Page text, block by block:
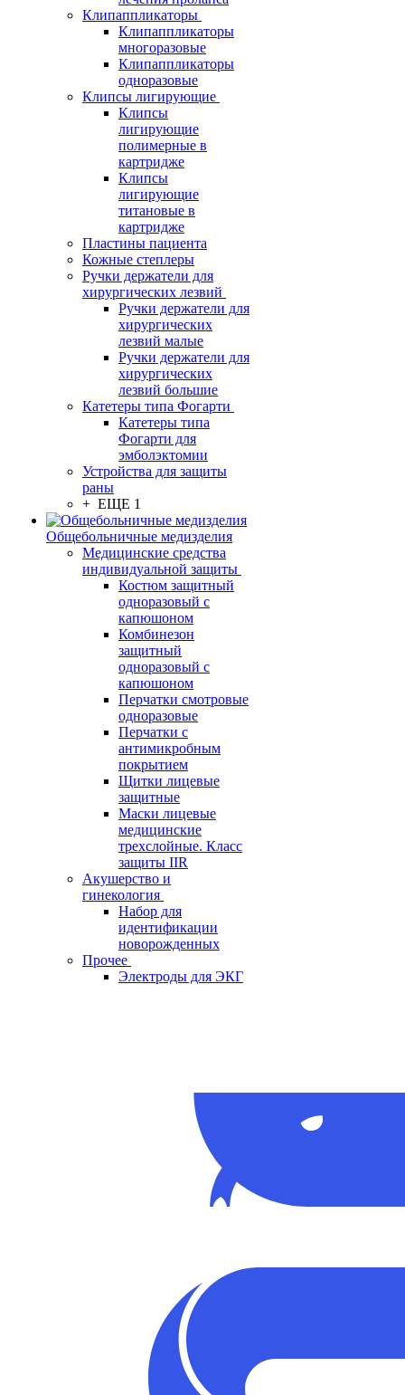
Клипаппликаторы
Клипаппликаторы
многоразовые
Клипаппликаторы
одноразовые
Клипсы лигирующие
Клипсы
лигирующие
полимерные в
картридже
Клипсы
лигирующие
титановые в
картридже
Пластины пациента
Кожные степлеры
Ручки держатели для
хирургических лезвий
Ручки держатели для
хирургических
лезвий малые
Ручки держатели для
хирургических
лезвий большие
Катетеры типа Фогарти
Катетеры типа
Фогарти для
эмболэктомии
Устройства для защиты
раны
+ ЕЩЕ 1
Общебольничные медизделия
Медицинские средства
индивидуальной защиты
Костюм защитный
одноразовый с
капюшоном
Комбинезон
защитный
одноразовый с
капюшоном
Перчатки смотровые
одноразовые
Перчатки с
антимикробным
покрытием
Щитки лицевые
защитные
Маски лицевые
медицинские
трехслойные. Класс
защиты IIR
Акушерство и
гинекология
Набор для
идентификации
новорожденных
Прочее
Электроды для ЭКГ